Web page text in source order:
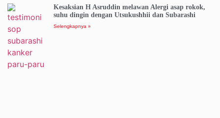
Kesaksian H Asruddin melawan Alergi asap rokok,
suhu dingin dengan Utsukushhii dan Subarashi
Selengkapnya »